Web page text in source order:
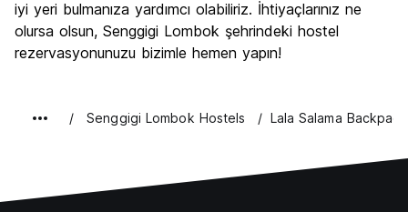
iyi yeri bulmanıza yardımcı olabiliriz. İhtiyaçlarınız ne
olursa olsun, Senggigi Lombok şehrindeki hostel
rezervasyonunuzu bizimle hemen yapın!
Senggigi Lombok Hostels Lala Salama